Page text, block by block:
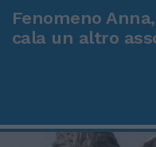
Fenomeno
cala un altro